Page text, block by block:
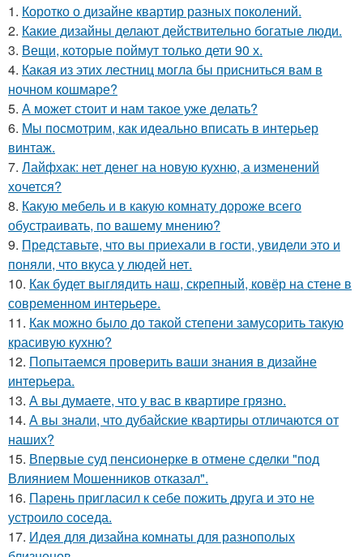
1. Коротко о дизайне квартир разных поколений.
2. Какие дизайны делают действительно богатые люди.
3. Вещи, которые поймут только дети 90 х.
4. Какая из этих лестниц могла бы присниться вам в
ночном кошмаре?
5. А может стоит и нам такое уже делать?
6. Мы посмотрим, как идеально вписать в интерьер
винтаж.
7. Лайфхак: нет денег на новую кухню, а изменений
хочется?
8. Какую мебель и в какую комнату дороже всего
обустраивать, по вашему мнению?
9. Представьте, что вы приехали в гости, увидели это и
поняли, что вкуса у людей нет.
10. Как будет выглядить наш, скрепный, ковёр на стене в
современном интерьере.
11. Как можно было до такой степени замусорить такую
красивую кухню?
12. Попытаемся проверить ваши знания в дизайне
интерьера.
13. А вы думаете, что у вас в квартире грязно.
14. А вы знали, что дубайские квартиры отличаются от
наших?
15. Впервые суд пенсионерке в отмене сделки "под
Влиянием Мошенников отказал".
16. Парень пригласил к себе пожить друга и это не
устроило соседа.
17. Идея для дизайна комнаты для разнополых